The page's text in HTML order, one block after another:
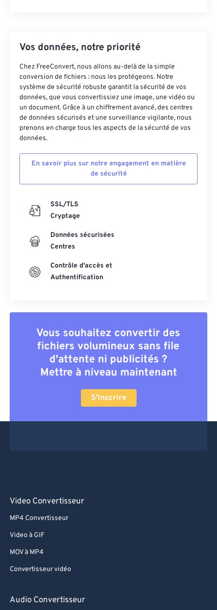
Vos données, notre priorité
Chez FreeConvert, nous allons au-delà de la simple
conversion de fichiers : nous les protégeons. Notre
système de sécurité robuste garantit la sécurité de vos
données, que vous convertissiez une image, une vidéo ou
un document. Grâce à un chiffrement avancé, des centres
de données sécurisés et une surveillance vigilante, nous
prenons en charge tous les aspects de la sécurité de vos
données.
En savoir plus sur notre engagement en matière
de sécurité
SSL/TLS
Cryptage
Données sécurisées
Centres
Contrôle d'accès et
Authentification
Vous souhaitez convertir des
fichiers volumineux sans file
d'attente ni publicités ?
Mettre à niveau maintenant
S'inscrire
Video Convertisseur
MP4 Convertisseur
Video à GIF
MOV à MP4
Convertisseur vidéo
Audio Convertisseur